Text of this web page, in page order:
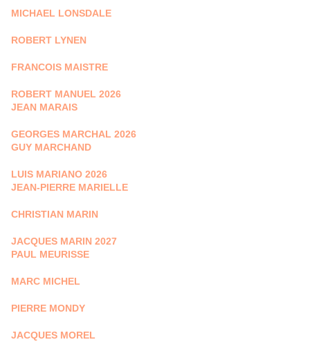
MICHAEL LONSDALE
ROBERT LYNEN
FRANCOIS MAISTRE
ROBERT MANUEL 2026
JEAN MARAIS
GEORGES MARCHAL 2026
GUY MARCHAND
LUIS MARIANO 2026
JEAN-PIERRE MARIELLE
CHRISTIAN MARIN
JACQUES MARIN 2027
PAUL MEURISSE
MARC MICHEL
PIERRE MONDY
JACQUES MOREL